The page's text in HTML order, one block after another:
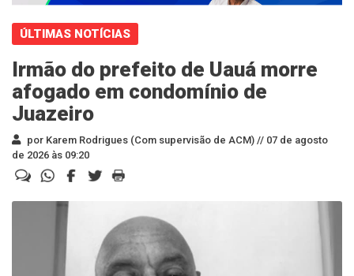
ÚLTIMAS NOTÍCIAS
Irmão do prefeito de Uauá morre
afogado em condomínio de
Juazeiro
por Karem Rodrigues (Com supervisão de ACM) // 07 de agosto
de 2026 às 09:20